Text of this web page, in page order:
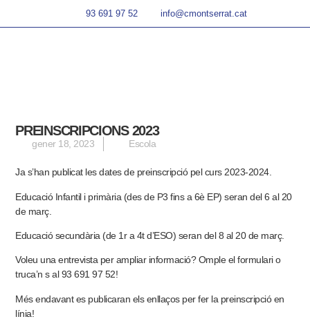
93 691 97 52 info@cmontserrat.cat
PREINSCRIPCIONS 2023
gener 18, 2023 Escola
Ja s’han publicat les dates de preinscripció pel curs 2023-2024.
Educació Infantil i primària (des de P3 fins a 6è EP) seran del 6 al 20
de març.
Educació secundària (de 1r a 4t d’ESO) seran del 8 al 20 de març.
Voleu una entrevista per ampliar informació? Omple elformulario
truca’n s al 93 691 97 52!
Més endavant es publicaran els enllaços per fer la preinscripció en
línia!